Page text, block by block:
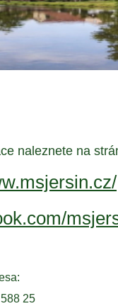
naleznete na
25